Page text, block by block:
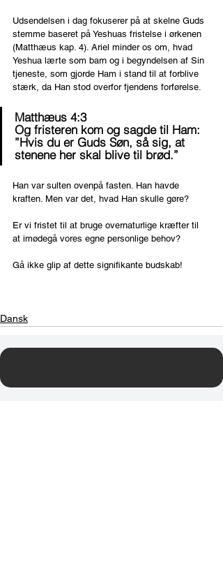
Udsendelsen i dag fokuserer på at skelne Guds
stemme baseret på Yeshuas fristelse i ørkenen
(Matthæus kap. 4). Ariel minder os om, hvad
Yeshua lærte som barn og i begyndelsen af Sin
tjeneste, som gjorde Ham i stand til at forblive
stærk, da Han stod overfor fjendens forførelse.
Matthæus 4:3
Og fristeren kom og sagde til Ham:
”Hvis du er Guds Søn, så sig, at
stenene her skal blive til brød.”
Han var sulten ovenpå fasten. Han havde
kraften. Men var det, hvad Han skulle gøre?
Er vi fristet til at bruge overnaturlige kræfter til
at imødegå vores egne personlige behov?
Gå ikke glip af dette signifikante budskab!
Dansk